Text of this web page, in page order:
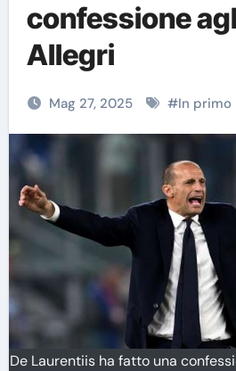
confessione
Allegri
Mag 27, 2025 #In primo
De Laurentiis ha fatto una